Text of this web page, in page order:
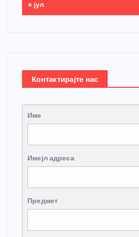
« јул
Контактирајте нас
Име
Имејл адреса
Предмет